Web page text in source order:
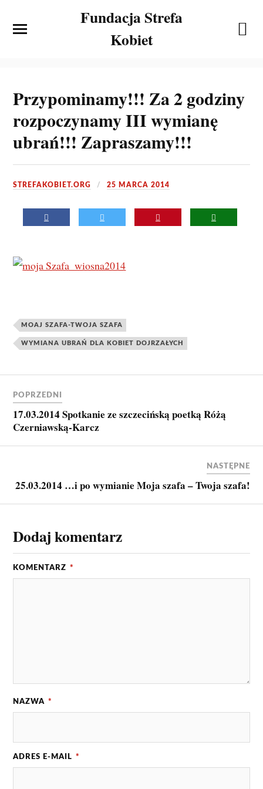
Fundacja Strefa
Kobiet
Przypominamy!!! Za 2 godziny
rozpoczynamy III wymianę
ubrań!!! Zapraszamy!!!
STREFAKOBIET.ORG 25 MARCA 2014
MOAJ SZAFA-TWOJA SZAFA
WYMIANA UBRAŃ DLA KOBIET DOJRZAŁYCH
POPRZEDNI
17.03.2014 Spotkanie ze szczecińską poetką Różą
Czerniawską-Karcz
NASTĘPNE
25.03.2014 …i po wymianie Moja szafa – Twoja szafa!
Dodaj komentarz
KOMENTARZ *
NAZWA *
ADRES E-MAIL *